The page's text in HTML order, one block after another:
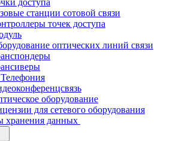
доступа
станции сотовой связи
точек доступа
оптических линий связи
оборудование
для сетевого оборудования
хранения данных